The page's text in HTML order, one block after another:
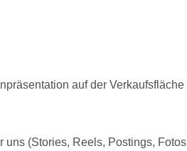
auf der
(Stories, Reels, Postings,